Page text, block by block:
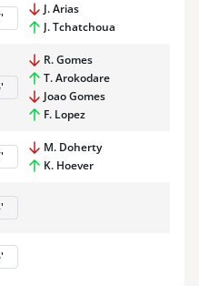
'
J. Arias
J. Tchatchoua
'
R. Gomes
T. Arokodare
Joao Gomes
F. Lopez
'
M. Doherty
K. Hoever
'
'